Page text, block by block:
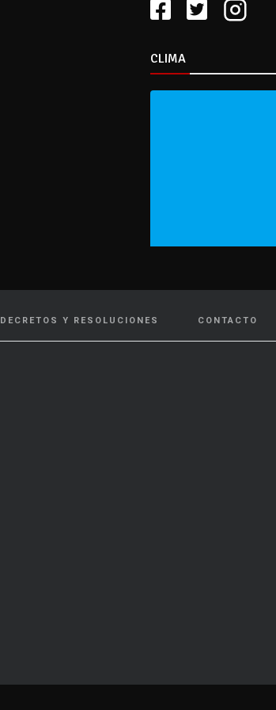
CLIMA
DECRETOS Y RESOLUCIONES CONTACTO